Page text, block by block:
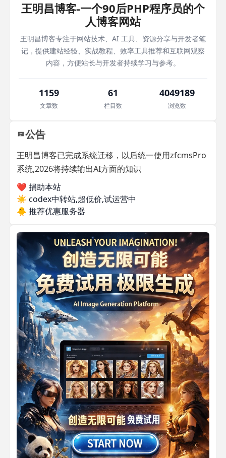
王明昌博客-一个90后PHP程序员的个
人博客网站
王明昌博客专注于网站技术、AI 工具、资源分享与开发者笔
记，提供建站经验、实战教程、效率工具推荐和互联网观察
内容，方便站长与开发者持续学习与参考。
1159
文章数
61
栏目数
4049189
浏览数
公告
王明昌博客已完成系统迁移，以后统一使用zfcmsPro
系统,2026将持续输出AI方面的知识
❤️ 捐助本站
☀️ codex中转站,超低价,试运营中
🐥 推荐优惠服务器